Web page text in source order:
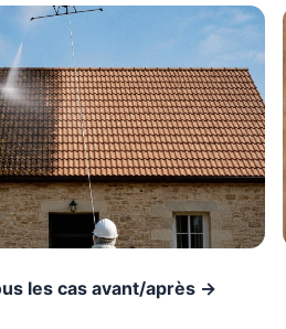
les cas avant/après →